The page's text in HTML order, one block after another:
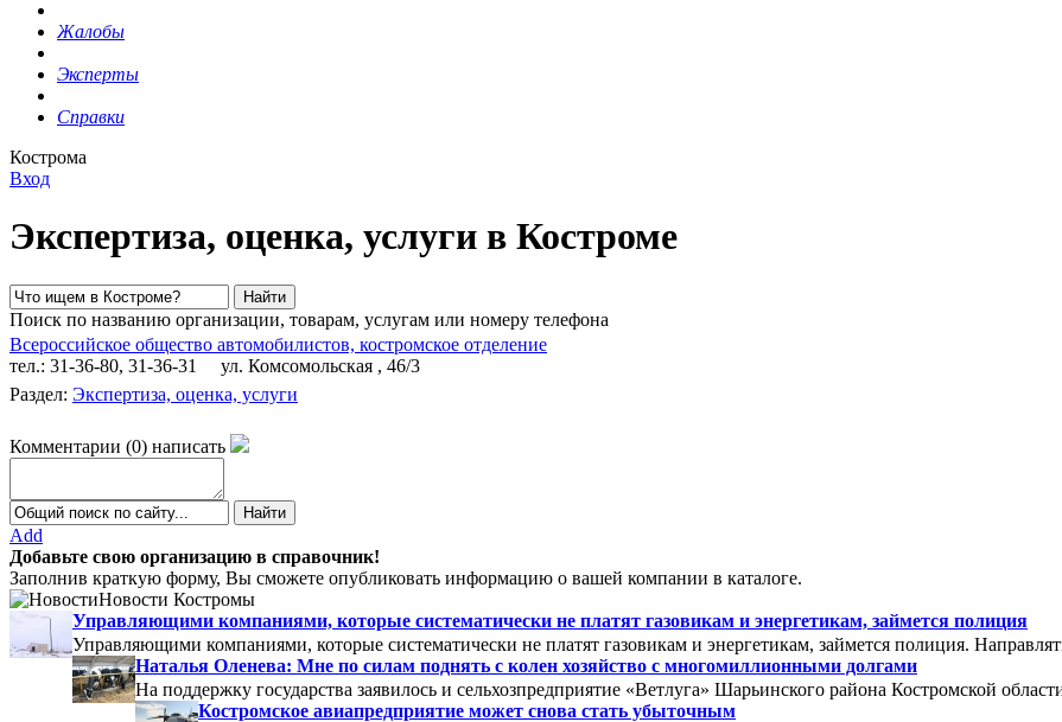
Жалобы
Эксперты
Справки
Кострома
Вход
Экспертиза, оценка, услуги в Костроме
Поиск по названию организации, товарам, услугам или номеру телефона
Всероссийское общество автомобилистов, костромское отделение
тел.: 31-36-80, 31-36-31
ул. Комсомольская , 46/3
Раздел: Экспертиза, оценка, услуги
Комментарии (0) написать
Add
Добавьте свою организацию в справочник!
Заполнив краткую форму, Вы сможете опубликовать информацию о вашей компании в каталоге.
Новости Костромы
Управляющими компаниями, которые систематически не платят газовикам и энергетикам, займется полиция
Управляющими компаниями, которые систематически не платят газовикам и энергетикам, займется полиция.
Наталья Оленева: Мне по силам поднять с колен хозяйство с многомиллионными долгами
На поддержку государства заявилось и сельхозпредприятие «Ветлуга» Шарьинского района Костромской
Костромское авиапредприятие может снова стать убыточным